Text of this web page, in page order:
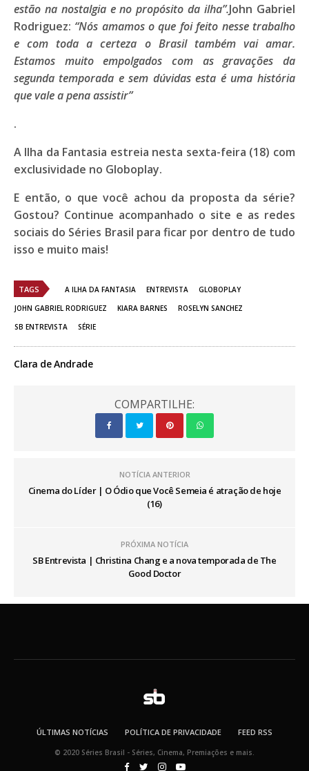
estão na nostalgia e no propósito da ilha”.John Gabriel
Rodriguez: “Nós amamos o que foi feito nesse trabalho
e com toda a certeza o Brasil também vai amar.
Estamos muito empolgados com as gravações da
segunda temporada e sem dúvidas esta é uma história
que vale a pena assistir”
.
A Ilha da Fantasia estreia nesta sexta-feira (18) com
exclusividade no Globoplay.
E então, o que você achou da proposta da série?
Gostou? Continue acompanhado o site e as redes
sociais do Séries Brasil para ficar por dentro de tudo
isso e muito mais!
TAGS A ILHA DA FANTASIA ENTREVISTA
GLOBOPLAY
JOHN GABRIEL RODRIGUEZ
KIARA BARNES
ROSELYN SANCHEZ
SB ENTREVISTA
SÉRIE
Clara de Andrade
COMPARTILHE:
NOTÍCIA ANTERIOR
Cinema do Líder | O Ódio que Você Semeia é atração de hoje
(16)
PRÓXIMA NOTÍCIA
SB Entrevista | Christina Chang e a nova temporada de The
Good Doctor
ÚLTIMAS NOTÍCIAS POLÍTICA DE PRIVACIDADE FEED RSS
© 2020 Séries Brasil - Séries, Cinema, Premiações e mais.